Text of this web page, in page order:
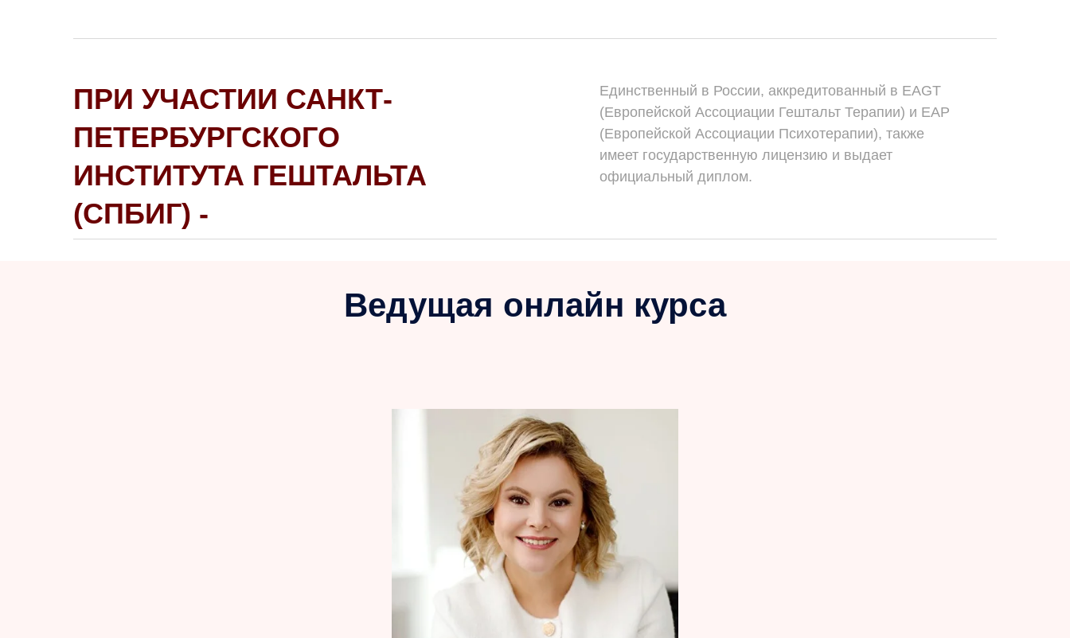
ПРИ УЧАСТИИ САНКТ-
ПЕТЕРБУРГСКОГО
ИНСТИТУТА ГЕШТАЛЬТА
(СПБИГ) -
Единственный в России, аккредитованный в EAGT
(Европейской Ассоциации Гештальт Терапии) и EAP
(Европейской Ассоциации Психотерапии), также
имеет государственную лицензию и выдает
официальный диплом.
Ведущая онлайн курса